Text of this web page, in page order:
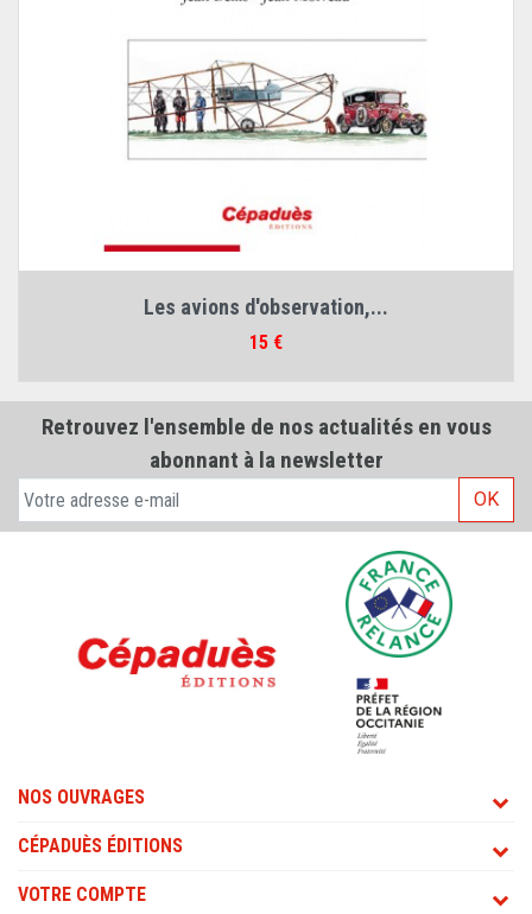
Les avions d'observation,...
Prix
15 €
Retrouvez l'ensemble de nos actualités en vous
abonnant à la newsletter
OK
NOS OUVRAGES
CÉPADUÈS ÉDITIONS
VOTRE COMPTE